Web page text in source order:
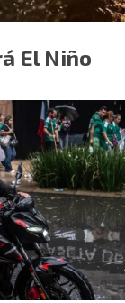
El Niño